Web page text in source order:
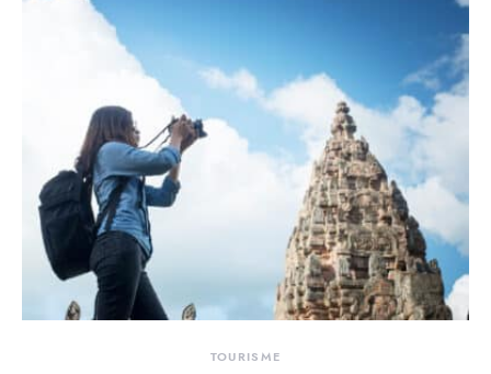
TOURISME